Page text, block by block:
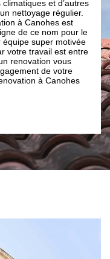
le
beaucoup d’habileté et
qu’il est nécessaire de
comme Brun renovation
de rénovation de façade
toujours nécessaire
importe le type de votre
couverture Brun
ravalement de façade
faire car ce sont de vrai
compétents qui vont
de façade à Canohes